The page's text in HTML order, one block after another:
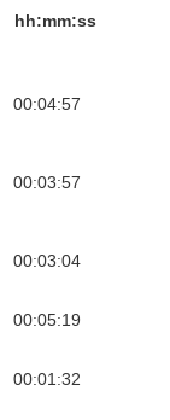
hh:mm:ss
00:04:57
00:03:57
00:03:04
00:05:19
00:01:32